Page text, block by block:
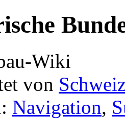
Wiki
von
Navigation,